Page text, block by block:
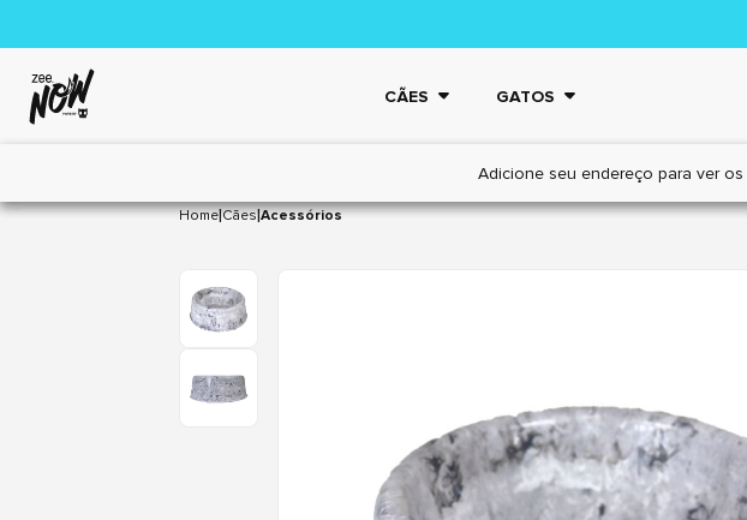
CÃES GATOS
Adicione seu endereço para ver os
Home|Cães|Acessórios